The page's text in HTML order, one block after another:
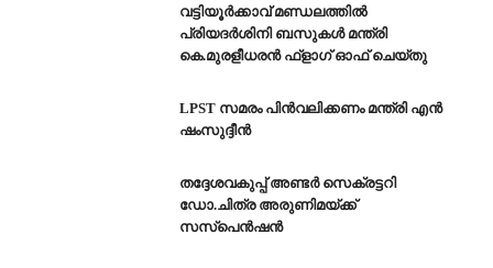
വട്ടിയൂർക്കാവ് മണ്ഡലത്തിൽ
പ്രിയദർശിനി ബസുകൾ മന്ത്രി
കെ.മുരളീധരൻ ഫ്‌ളാഗ് ഓഫ് ചെയ്തു
LPST സമരം പിൻവലിക്കണം മന്ത്രി എൻ
ഷംസുദ്ദീൻ
തദ്ദേശവകുപ്പ് അണ്ടര്‍ സെക്രട്ടറി
ഡോ.ചിത്ര അരുണിമയ്ക്ക്
സസ്‌പെന്‍ഷന്‍
കള്ളവോട്ട് ആരോപണം
സഹോദരന് ഇരട്ടവോട്ട്,ഒരു
ഫ്ലാറ്റിൽ മാത്രം 79 പേരെ ലിസ്റ്റിൽ